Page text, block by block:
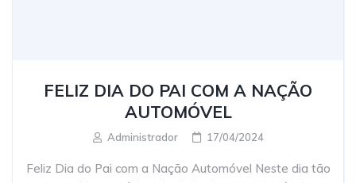
FELIZ DIA DO PAI COM A NAÇÃO
AUTOMÓVEL
Administrador 17/04/2024
Feliz Dia do Pai com a Nação Automóvel Neste dia tão